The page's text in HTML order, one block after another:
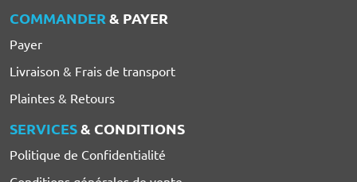
COMMANDER & PAYER
Payer
Livraison & Frais de transport
Plaintes & Retours
SERVICES& CONDITIONS
Politique de Confidentialité